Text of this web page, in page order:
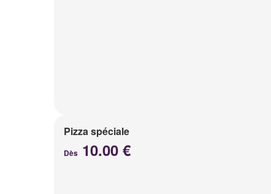
Pizza spéciale
Dès 10.00 €